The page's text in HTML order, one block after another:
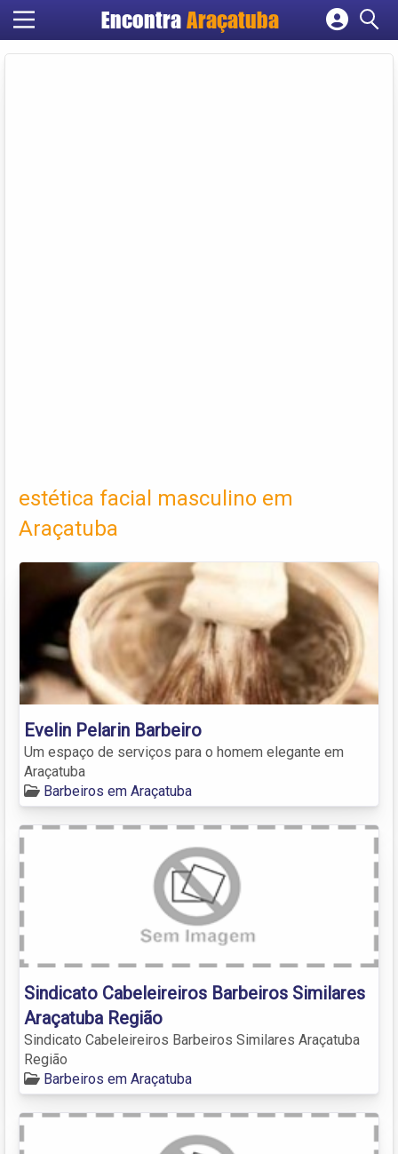
Encontra Araçatuba
Cadastrar empresa
estética facial masculino em
Araçatuba
Evelin Pelarin Barbeiro
Um espaço de serviços para o homem elegante em
Araçatuba
Barbeiros em Araçatuba
Sindicato Cabeleireiros Barbeiros Similares
Araçatuba Região
Sindicato Cabeleireiros Barbeiros Similares Araçatuba
Região
Barbeiros em Araçatuba